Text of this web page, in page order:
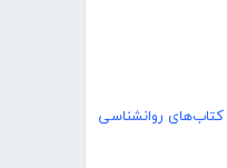
کتاب‌های روانشناسی